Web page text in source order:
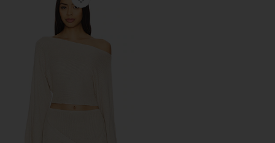
Favorite CALLIE 탑